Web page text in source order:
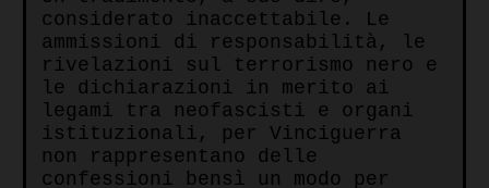
considerato inaccettabile. Le
ammissioni di responsabilità, le
rivelazioni sul terrorismo nero e
le dichiarazioni in merito ai
legami tra neofascisti e organi
istituzionali, per Vinciguerra
non rappresentano delle
confessioni bensì un modo per